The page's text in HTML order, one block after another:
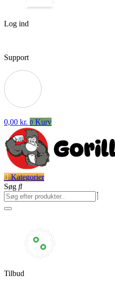
Log ind
Support
0,00 kr. 0 Kurv
Kategorier
Søg
Tilbud